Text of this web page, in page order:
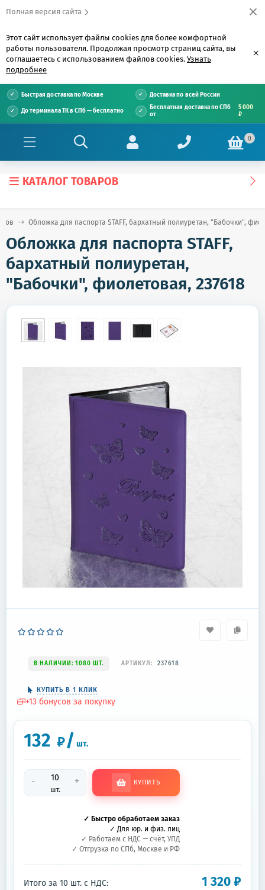
Полная версия сайта
Этот сайт использует файлы cookies для более комфортной
работы пользователя. Продолжая просмотр страниц сайта, вы
соглашаетесь с использованием файлов cookies. Узнать
подробнее
×
Быстрая доставка по Москве Доставка по всей России
До терминала ТК в СПб — бесплатно
Бесплатная доставка по СПб
от
5 000
₽
0
КАТАЛОГ ТОВАРОВ
Обложка для паспорта STAFF, бархатный полиуретан, "Бабочки",
Обложка для паспорта STAFF,
бархатный полиуретан,
"Бабочки", фиолетовая, 237618
В НАЛИЧИИ: 1080 ШТ. АРТИКУЛ: 237618
КУПИТЬ В 1 КЛИК
+13 бонусов за покупку
132 ₽/ шт.
-
шт.
+ КУПИТЬ
✓ Быстро обработаем заказ
✓ Для юр. и физ. лиц
✓ Работаем с НДС — счёт, УПД
✓ Отгрузка по СПб, Москве и РФ
Итого за 10 шт. с НДС: 1 320₽